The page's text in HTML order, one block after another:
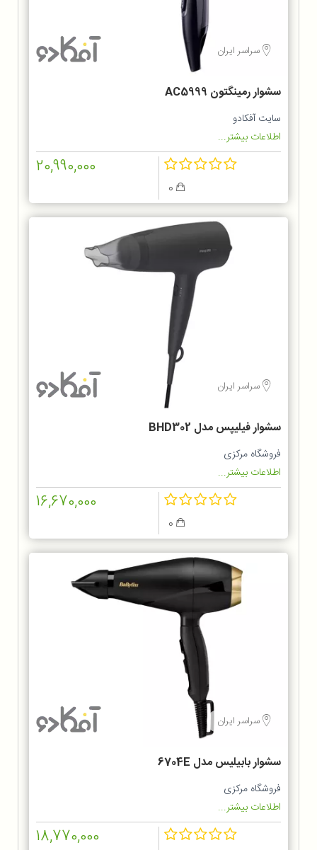
سراسر ایران
سشوار رمینگتون AC5999
سایت آفکادو
اطلاعات بیشتر...
20,990,000
سراسر ایران
سشوار فیلیپس مدل BHD302
فروشگاه مرکزی
اطلاعات بیشتر...
16,670,000
سراسر ایران
سشوار بابیلیس مدل 6704E
فروشگاه مرکزی
اطلاعات بیشتر...
18,770,000